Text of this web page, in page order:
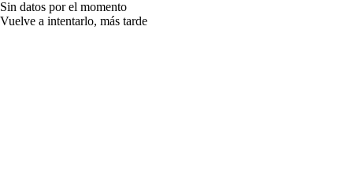
Sin datos por el momento
Vuelve a intentarlo, más tarde